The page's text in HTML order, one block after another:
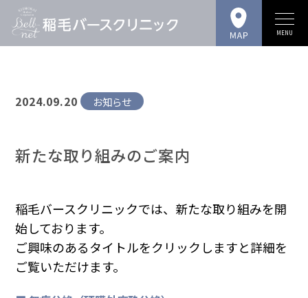
MENU
2024.09.20 お知らせ
新たな取り組みのご案内
稲毛バースクリニックでは、新たな取り組みを開
始しております。
ご興味のあるタイトルをクリックしますと詳細を
ご覧いただけます。